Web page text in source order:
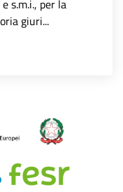
s.m.i., per la
giuri...